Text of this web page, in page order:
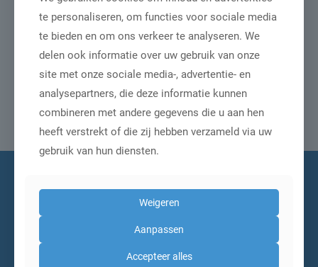
laten lopen met het standaard GfK
Consumentenonderzoek over het […]
Lees meer
1
Schrijf je in voor onze
nieuwsbrief
te personaliseren, om functies voor sociale media
te bieden en om ons verkeer te analyseren. We
delen ook informatie over uw gebruik van onze
site met onze sociale media-, advertentie- en
analysepartners, die deze informatie kunnen
combineren met andere gegevens die u aan hen
heeft verstrekt of die zij hebben verzameld via uw
gebruik van hun diensten.
Weigeren
Aanpassen
Accepteer alles